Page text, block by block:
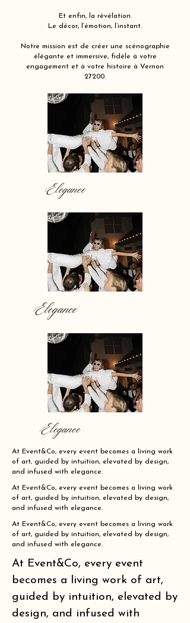
Et enfin, la révélation.
Le décor, l’émotion, l’instant.
Notre mission est de créer une scénographie
élégante et immersive, fidèle à votre
engagement et à votre histoire à Vernon
27200.
Elegance
Elegance
Elegance
At Event&Co, every event becomes a living work
of art, guided by intuition, elevated by design,
and infused with elegance.
At Event&Co, every event becomes a living work
of art, guided by intuition, elevated by design,
and infused with elegance.
At Event&Co, every event becomes a living work
of art, guided by intuition, elevated by design,
and infused with elegance.
At Event&Co, every event
becomes a living work of art,
guided by intuition, elevated by
design, and infused with